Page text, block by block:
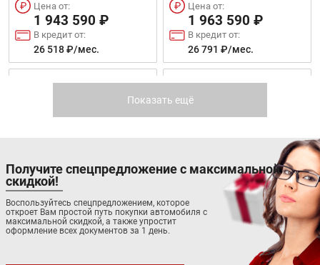
Цена от:
1 943 590 ₽
В кредит от:
26 518 ₽/мес.
Цена от:
1 963 590 ₽
В кредит от:
26 791 ₽/мес.
OUTLANDER 7 МЕСТ
Цена от:
2 733 590 ₽
В кредит от:
ECLIPSE CROSS
2 803 590 ₽
Показать ещё
Получите спецпредложение с максимальной
скидкой!
Воспользуйтесь спецпредложением, которое
откроет Вам простой путь покупки автомобиля с
максимальной скидкой, а также упростит
оформление всех документов за 1 день.